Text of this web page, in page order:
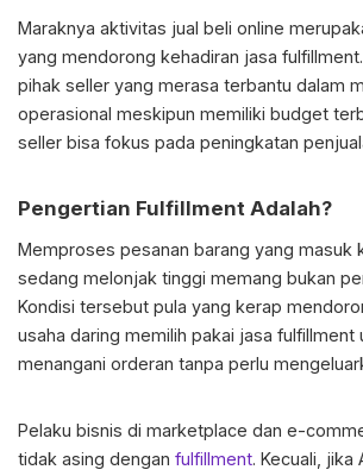
Maraknya aktivitas jual beli online
yang mendorong kehadiran jasa
pihak seller yang merasa terbantu dalam
operasional meskipun memiliki budget
seller bisa fokus pada peningkatan
Pengertian Fulfillment Adalah?
Memproses pesanan barang yang masuk
sedang melonjak tinggi memang bukan
Kondisi tersebut pula yang kerap
usaha daring memilih pakai jasa fulfillment
menangani orderan tanpa perlu
Pelaku bisnis di marketplace dan e-
tidak asing dengan fulfillment. Kecuali, jika